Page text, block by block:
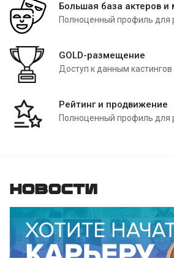
Большая база актеров и
Полноценный профиль
GOLD-размещение
Доступ к данным кастингов
Рейтинг и продвижение
Полноценный профиль
Новости